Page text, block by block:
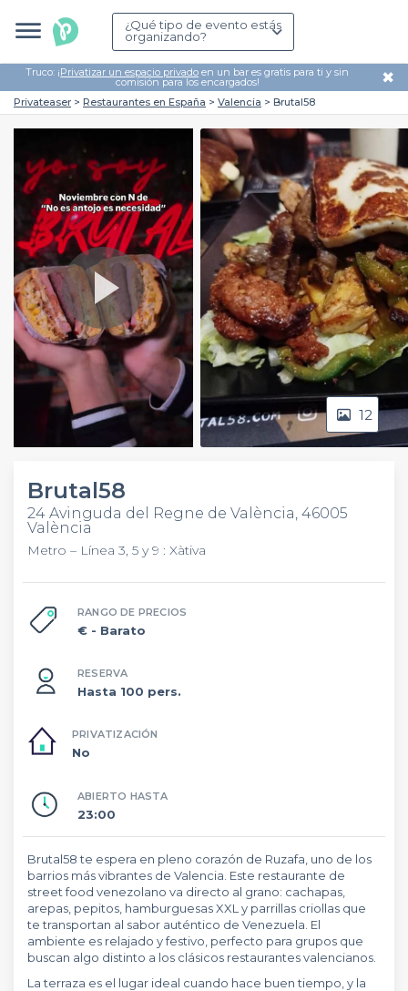
¿Qué tipo de evento estás
organizando?
Truco: ¡Privatizar un espacio privado en un bar es gratis para ti y sin
comisión para los encargados! ✖
Privateaser Restaurantes en España Valencia Brutal58
Play
Video
12
Brutal58
24 Avinguda del Regne de València, 46005
València
Metro – Línea 3, 5 y 9 : Xàtiva
RANGO DE PRECIOS
€ - Barato
RESERVA
Hasta 100 pers.
PRIVATIZACIÓN
No
ABIERTO HASTA
23:00
Brutal58 te espera en pleno corazón de Ruzafa, uno de los
barrios más vibrantes de Valencia. Este restaurante de
street food venezolano va directo al grano: cachapas,
arepas, pepitos, hamburguesas XXL y parrillas criollas que
te transportan al sabor auténtico de Venezuela. El
ambiente es relajado y festivo, perfecto para grupos que
buscan algo distinto a los clásicos restaurantes valencianos.
La terraza es el lugar ideal cuando hace buen tiempo, y la